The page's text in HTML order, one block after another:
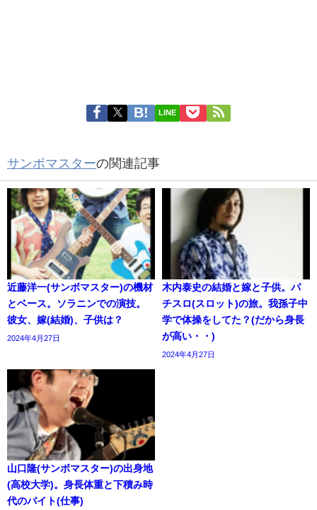
LINE
サンボマスターの関連記事
近藤洋一(サンボマスター)の機材
とベース。ソラニンでの演技。
彼女、嫁(結婚)、子供は？
2024年4月27日
木内泰史の結婚と嫁と子供。パ
チスロ(スロット)の旅。我孫子中
学で体操をしてた？(だから身長
が高い・・)
2024年4月27日
山口隆(サンボマスター)の出身地
(高校大学)。身長体重と下積み時
代のバイト(仕事)